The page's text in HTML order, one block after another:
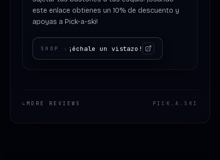
este enlace obtienes un 10% de descuento y
apoyas a Pick-a-ski!
SHOP › ¡échale un vistazo!
↳ MORE REVIEWS PICK . A . SKI